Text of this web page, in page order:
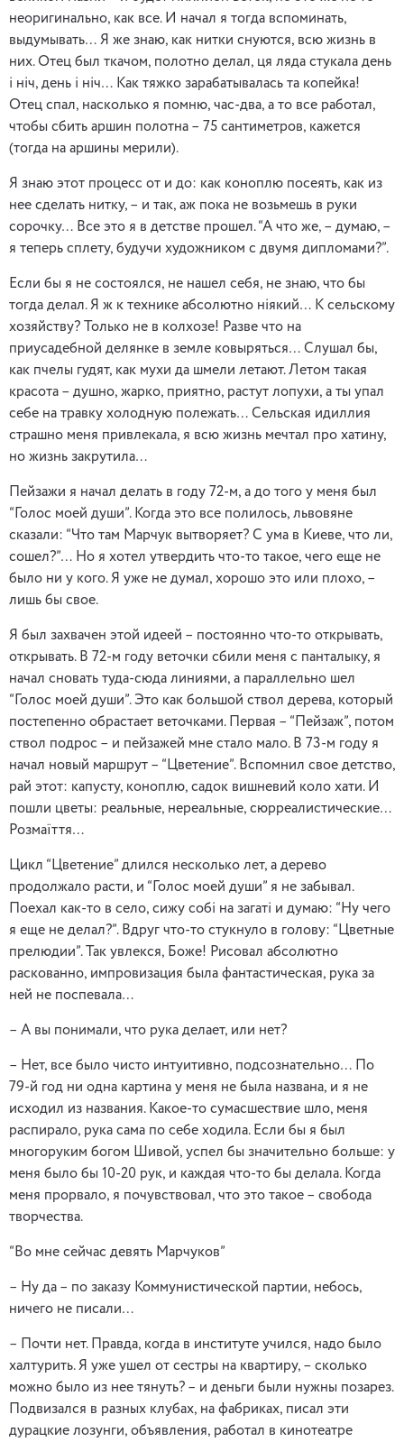
неоригинально, как все. И начал я тогда вспоминать,
выдумывать… Я же знаю, как нитки снуются, всю жизнь в
них. Отец был ткачом, полотно делал, ця ляда стукала день
i нiч, день i нiч… Как тяжко зарабатывалась та копейка!
Отец спал, насколько я помню, час-два, а то все работал,
чтобы сбить аршин полотна – 75 сантиметров, кажется
(тогда на аршины мерили).
Я знаю этот процесс от и до: как коноплю посеять, как из
нее сделать нитку, – и так, аж пока не возьмешь в руки
сорочку… Все это я в детстве прошел. “А что же, – думаю, –
я теперь сплету, будучи художником с двумя дипломами?”.
Если бы я не состоялся, не нашел себя, не знаю, что бы
тогда делал. Я ж к технике абсолютно нiякий… К сельскому
хозяйству? Только не в колхозе! Разве что на
приусадебной делянке в земле ковыряться… Слушал бы,
как пчелы гудят, как мухи да шмели летают. Летом такая
красота – душно, жарко, приятно, растут лопухи, а ты упал
себе на травку холодную полежать… Сельская идиллия
страшно меня привлекала, я всю жизнь мечтал про хатину,
но жизнь закрутила…
Пейзажи я начал делать в году 72-м, а до того у меня был
“Голос моей души”. Когда это все полилось, львовяне
сказали: “Что там Марчук вытворяет? С ума в Киеве, что ли,
сошел?”… Но я хотел утвердить что-то такое, чего еще не
было ни у кого. Я уже не думал, хорошо это или плохо, –
лишь бы свое.
Я был захвачен этой идеей – постоянно что-то открывать,
открывать. В 72-м году веточки сбили меня с панталыку, я
начал сновать туда-сюда линиями, а параллельно шел
“Голос моей души”. Это как большой ствол дерева, который
постепенно обрастает веточками. Первая – “Пейзаж”, потом
ствол подрос – и пейзажей мне стало мало. В 73-м году я
начал новый маршрут – “Цветение”. Вспомнил свое детство,
рай этот: капусту, коноплю, садок вишневий коло хати. И
пошли цветы: реальные, нереальные, сюрреалистические…
Розмаїття…
Цикл “Цветение” длился несколько лет, а дерево
продолжало расти, и “Голос моей души” я не забывал.
Поехал как-то в село, сижу собi на загатi и думаю: “Ну чего
я еще не делал?”. Вдруг что-то стукнуло в голову: “Цветные
прелюдии”. Так увлекся, Боже! Рисовал абсолютно
раскованно, импровизация была фантастическая, рука за
ней не поспевала…
– А вы понимали, что рука делает, или нет?
– Нет, все было чисто интуитивно, подсознательно… По
79-й год ни одна картина у меня не была названа, и я не
исходил из названия. Какое-то сумасшествие шло, меня
распирало, рука сама по себе ходила. Если бы я был
многоруким богом Шивой, успел бы значительно больше: у
меня было бы 10-20 рук, и каждая что-то бы делала. Когда
меня прорвало, я почувствовал, что это такое – свобода
творчества.
“Во мне сейчас девять Марчуков”
– Ну да – по заказу Коммунистической партии, небось,
ничего не писали…
– Почти нет. Правда, когда в институте учился, надо было
халтурить. Я уже ушел от сестры на квартиру, – сколько
можно было из нее тянуть? – и деньги были нужны позарез.
Подвизался в разных клубах, на фабриках, писал эти
дурацкие лозунги, объявления, работал в кинотеатре